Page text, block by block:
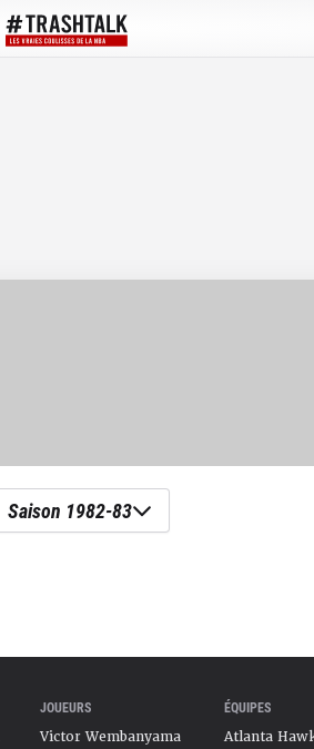
Saison 1982-83
JOUEURS
Victor Wembanyama
ÉQUIPES
Atlanta